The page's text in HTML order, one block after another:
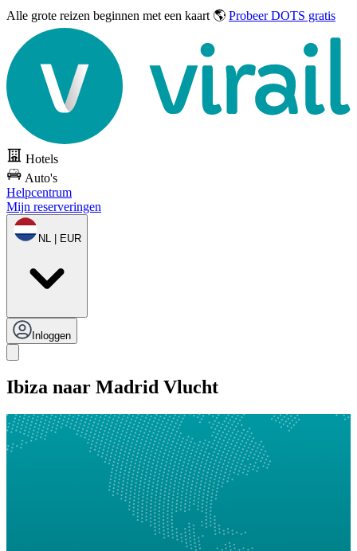
Alle grote reizen beginnen met een kaart 🌎 Probeer DOTS gratis
Hotels
Auto's
Helpcentrum
Mijn reserveringen
NL | EUR
Inloggen
Ibiza naar Madrid Vlucht